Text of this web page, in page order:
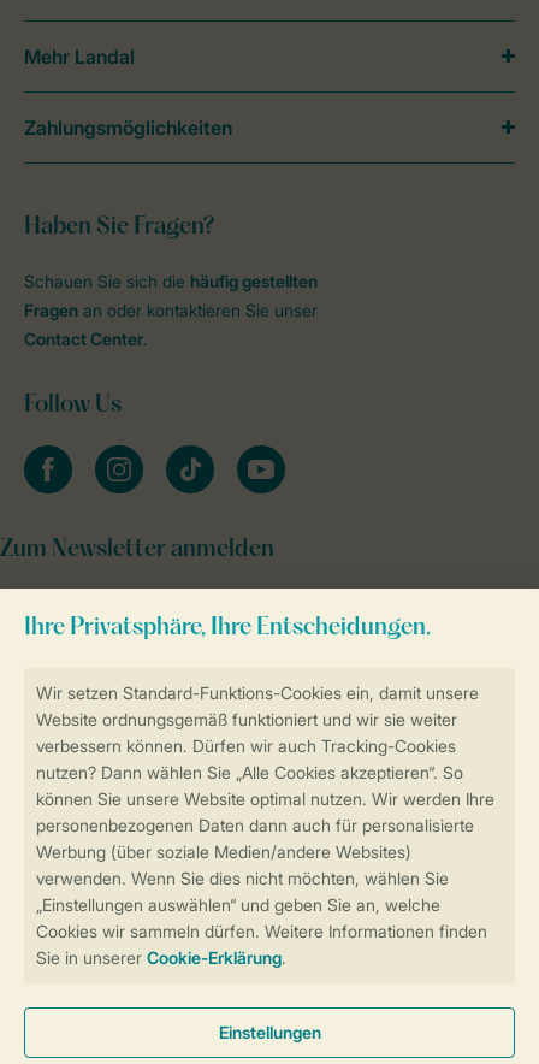
Sicherstellung Deiner Privatsphäre
Sicher und schnell zur Online-Buchung
Sichere Datenübertragung
Sicheres Bezahlen
Haben Sie Fragen?
Schauen Sie sich die häufig gestellten
Fragen an oder kontaktieren Sie unser
Contact Center.
Follow Us
facebookinstagramtiktok youtube
Zum Newsletter anmelden
Mehr Landal
Zahlungsmöglichkeiten